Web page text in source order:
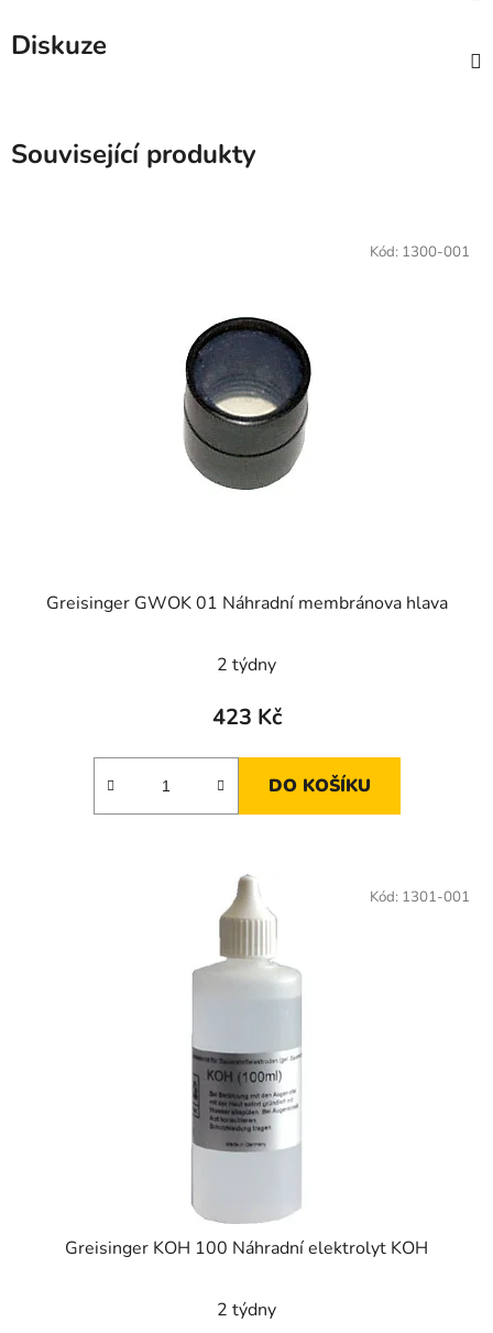
Diskuze
Související produkty
Greisinger GWOK 01 Náhradní membránova hlava
2 týdny
423 Kč
DO KOŠÍKU
Kód: 1300-001
Greisinger KOH 100 Náhradní elektrolyt KOH
2 týdny
Kód: 1301-001